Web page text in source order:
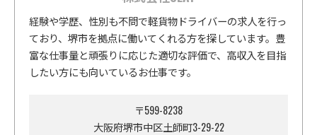
経験や学歴、性別も不問で軽貨物ドライバーの求人を行っ
ており、堺市を拠点に働いてくれる方を探しています。豊
富な仕事量と頑張りに応じた適切な評価で、高収入を目指
したい方にも向いているお仕事です。
〒599-8238
大阪府堺市中区土師町3-29-22